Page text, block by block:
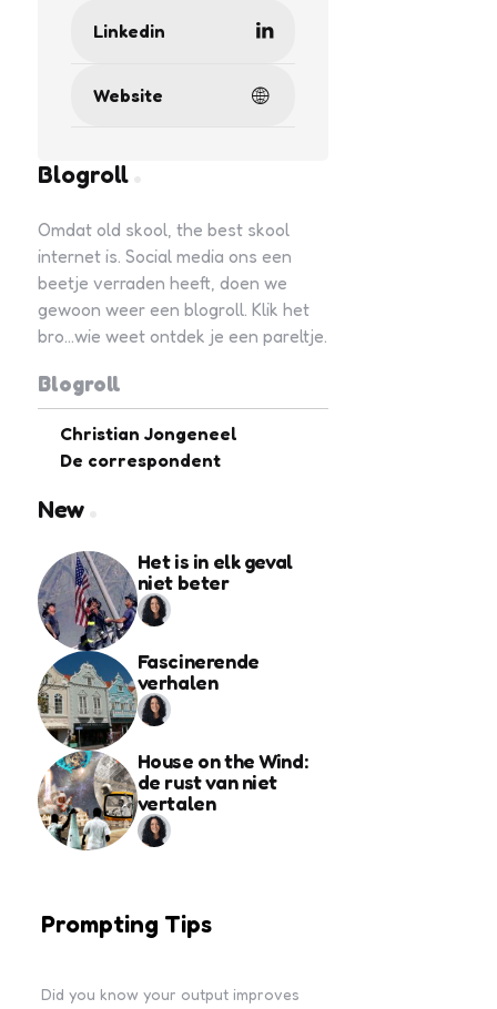
Linkedin
Website
Blogroll
Omdat old skool, the best skool
internet is. Social media ons een
beetje verraden heeft, doen we
gewoon weer een blogroll. Klik het
bro...wie weet ontdek je een pareltje.
Blogroll
Christian Jongeneel
De correspondent
New
Het is in elk geval
niet beter
Fascinerende
verhalen
House on the Wind:
de rust van niet
vertalen
Prompting Tips
Did you know your output improves